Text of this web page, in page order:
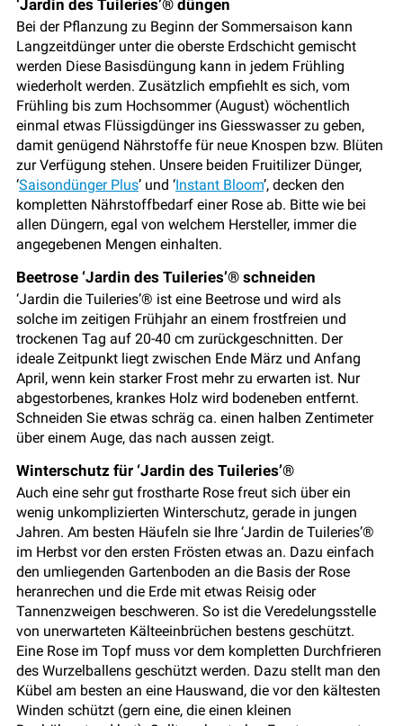
‘Jardin des Tuileries’® düngen
Bei der Pflanzung zu Beginn der Sommersaison kann
Langzeitdünger unter die oberste Erdschicht gemischt
werden Diese Basisdüngung kann in jedem Frühling
wiederholt werden. Zusätzlich empfiehlt es sich, vom
Frühling bis zum Hochsommer (August) wöchentlich
einmal etwas Flüssigdünger ins Giesswasser zu geben,
damit genügend Nährstoffe für neue Knospen bzw. Blüten
zur Verfügung stehen. Unsere beiden Fruitilizer Dünger,
‘Saisondünger Plus’ und ‘Instant Bloom’, decken den
kompletten Nährstoffbedarf einer Rose ab. Bitte wie bei
allen Düngern, egal von welchem Hersteller, immer die
angegebenen Mengen einhalten.
Beetrose ‘Jardin des Tuileries’® schneiden
‘Jardin die Tuileries’® ist eine Beetrose und wird als
solche im zeitigen Frühjahr an einem frostfreien und
trockenen Tag auf 20-40 cm zurückgeschnitten. Der
ideale Zeitpunkt liegt zwischen Ende März und Anfang
April, wenn kein starker Frost mehr zu erwarten ist. Nur
abgestorbenes, krankes Holz wird bodeneben entfernt.
Schneiden Sie etwas schräg ca. einen halben Zentimeter
über einem Auge, das nach aussen zeigt.
Winterschutz für ‘Jardin des Tuileries’®
Auch eine sehr gut frostharte Rose freut sich über ein
wenig unkomplizierten Winterschutz, gerade in jungen
Jahren. Am besten Häufeln sie Ihre ‘Jardin de Tuileries’®
im Herbst vor den ersten Frösten etwas an. Dazu einfach
den umliegenden Gartenboden an die Basis der Rose
heranrechen und die Erde mit etwas Reisig oder
Tannenzweigen beschweren. So ist die Veredelungsstelle
von unerwarteten Kälteeinbrüchen bestens geschützt.
Eine Rose im Topf muss vor dem kompletten Durchfrieren
des Wurzelballens geschützt werden. Dazu stellt man den
Kübel am besten an eine Hauswand, die vor den kältesten
Winden schützt (gern eine, die einen kleinen